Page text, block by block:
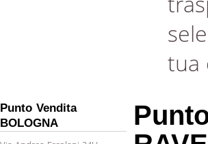
tua
Punto Vendita
BOLOGNA